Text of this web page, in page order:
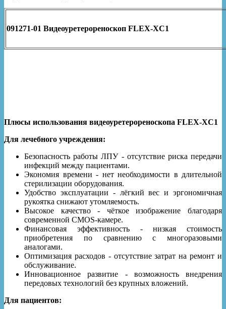
091271-01 Видеоуретерореноскоп FLEX-XC1
Плюсы использования видеоуретерореноскопа FLEX-XC1
Для лечебного учреждения:
Безопасность работы ЛПУ - отсутствие риска передачи
инфекций между пациентами.
Экономия времени - нет необходимости в длительной
стерилизации оборудования.
Удобство эксплуатации - лёгкий вес и эргономичная
рукоятка снижают утомляемость.
Высокое качество - чёткое изображение благодаря
современной CMOS-камере.
Финансовая эффективность - низкая стоимость
приобретения по сравнению с многоразовыми
аналогами.
Оптимизация расходов - отсутствие затрат на ремонт и
обслуживание.
Инновационное развитие - возможность внедрения
передовых технологий без крупных вложений.
Для пациентов: